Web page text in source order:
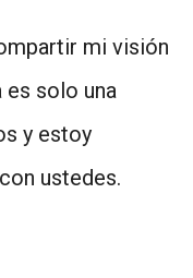
mi visión
solo una
y estoy
ustedes.